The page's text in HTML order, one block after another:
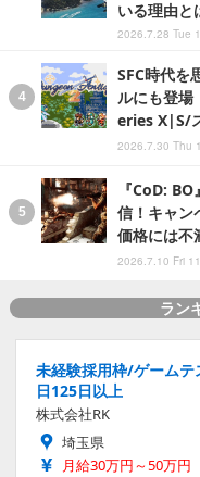
いる理由と
2026.7.28 Tue
SFC時代を
ルにも登
eries X|S/
2026.7.30 Thu
『CoD:
信！キャン
価格には不
2026.7.10 Fri
ラン
未経験採用枠/ゲーム
日125日以上
株式会社RK
埼玉県
月給30万円～50万円